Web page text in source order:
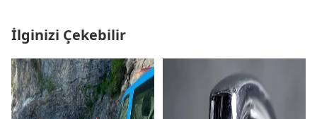
İlginizi Çekebilir